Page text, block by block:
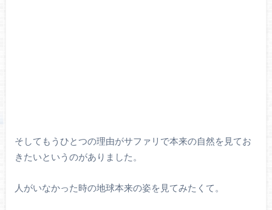
そしてもうひとつの理由がサファリで本来の自然を見てお
きたいというのがありました。
人がいなかった時の地球本来の姿を見てみたくて。